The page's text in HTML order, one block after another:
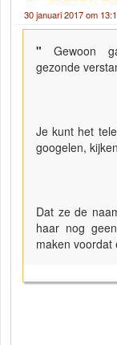
30 januari 2017 om
" Gewoon
gezonde
Je kunt het
googelen,
Dat ze de
haar nog
maken voordat